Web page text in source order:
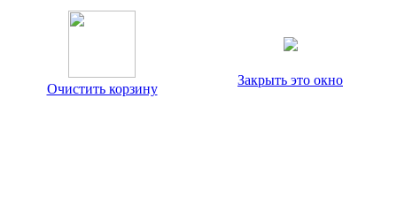
Очистить корзину
Закрыть это окно